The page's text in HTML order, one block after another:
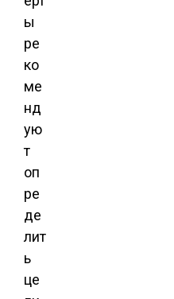
ы
ре
ко
ме
нд
ую
т
оп
ре
де
лит
ь
це